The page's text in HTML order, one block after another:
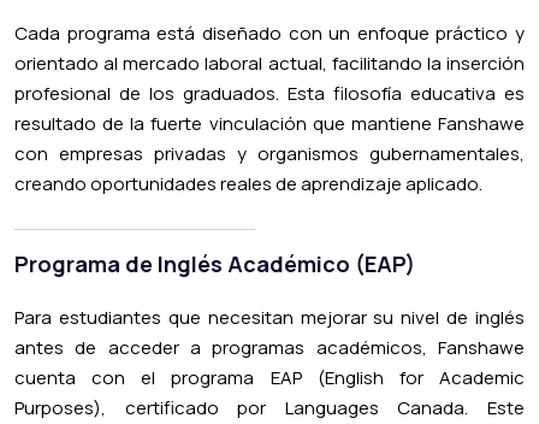
Cada programa está diseñado con un enfoque práctico y
orientado al mercado laboral actual, facilitando la inserción
profesional de los graduados. Esta filosofía educativa es
resultado de la fuerte vinculación que mantiene Fanshawe
con empresas privadas y organismos gubernamentales,
creando oportunidades reales de aprendizaje aplicado.
Programa de Inglés Académico (EAP)
Para estudiantes que necesitan mejorar su nivel de inglés
antes de acceder a programas académicos, Fanshawe
cuenta con el programa EAP (English for Academic
Purposes), certificado por Languages Canada. Este